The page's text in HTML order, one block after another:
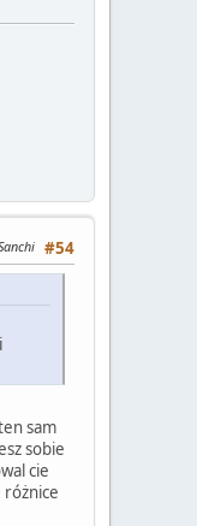
#54
sam
sobie
cie
różnice